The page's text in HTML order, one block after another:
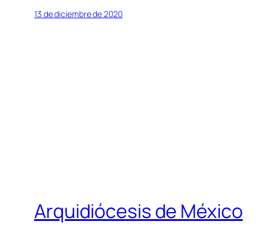
13 de diciembre de 2020
Arquidiócesis de México